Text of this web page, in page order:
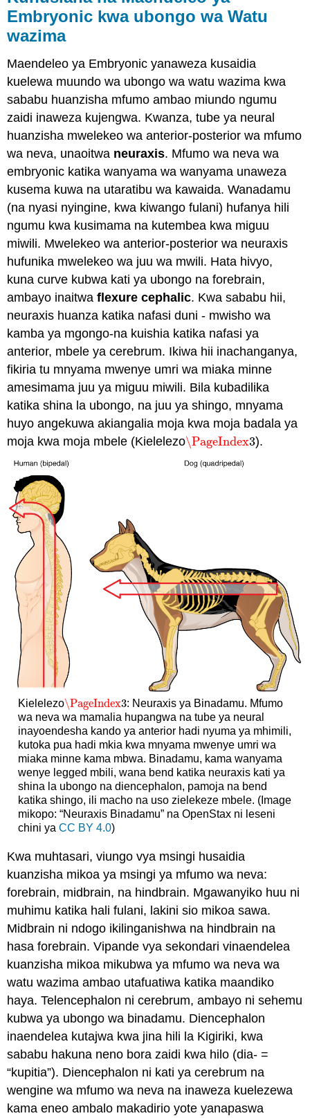
Embryonic kwa ubongo wa Watu
wazima
Maendeleo ya Embryonic yanaweza kusaidia
kuelewa muundo wa ubongo wa watu wazima kwa
sababu huanzisha mfumo ambao miundo ngumu
zaidi inaweza kujengwa. Kwanza, tube ya neural
huanzisha mwelekeo wa anterior-posterior wa mfumo
wa neva, unaoitwa neuraxis. Mfumo wa neva wa
embryonic katika wanyama wa wanyama unaweza
kusema kuwa na utaratibu wa kawaida. Wanadamu
(na nyasi nyingine, kwa kiwango fulani) hufanya hili
ngumu kwa kusimama na kutembea kwa miguu
miwili. Mwelekeo wa anterior-posterior wa neuraxis
hufunika mwelekeo wa juu wa mwili. Hata hivyo,
kuna curve kubwa kati ya ubongo na forebrain,
ambayo inaitwaflexure cephalic. Kwa sababu hii,
neuraxis huanza katika nafasi duni - mwisho wa
kamba ya mgongo-na kuishia katika nafasi ya
anterior, mbele ya cerebrum. Ikiwa hii inachanganya,
fikiria tu mnyama mwenye umri wa miaka minne
amesimama juu ya miguu miwili. Bila kubadilika
katika shina la ubongo, na juu ya shingo, mnyama
huyo angekuwa akiangalia moja kwa moja badala ya
moja kwa moja mbele (Kielelezo\PageIndex3
\PageIndex3).
Kielelezo\PageIndex3
\PageIndex3: Neuraxis ya Binadamu. Mfumo
wa neva wa mamalia hupangwa na tube ya neural
inayoendesha kando ya anterior hadi nyuma ya mhimili,
kutoka pua hadi mkia kwa mnyama mwenye umri wa
miaka minne kama mbwa. Binadamu, kama wanyama
wenye legged mbili, wana bend katika neuraxis kati ya
shina la ubongo na diencephalon, pamoja na bend
katika shingo, ili macho na uso zielekeze mbele. (Image
mikopo: “Neuraxis Binadamu” na OpenStax ni leseni
chini ya CC BY 4.0)
Kwa muhtasari, viungo vya msingi husaidia
kuanzisha mikoa ya msingi ya mfumo wa neva:
forebrain, midbrain, na hindbrain. Mgawanyiko huu ni
muhimu katika hali fulani, lakini sio mikoa sawa.
Midbrain ni ndogo ikilinganishwa na hindbrain na
hasa forebrain. Vipande vya sekondari vinaendelea
kuanzisha mikoa mikubwa ya mfumo wa neva wa
watu wazima ambao utafuatiwa katika maandiko
haya. Telencephalon ni cerebrum, ambayo ni sehemu
kubwa ya ubongo wa binadamu. Diencephalon
inaendelea kutajwa kwa jina hili la Kigiriki, kwa
sababu hakuna neno bora zaidi kwa hilo (dia- =
“kupitia”). Diencephalon ni kati ya cerebrum na
wengine wa mfumo wa neva na inaweza kuelezewa
kama eneo ambalo makadirio yote yanapaswa